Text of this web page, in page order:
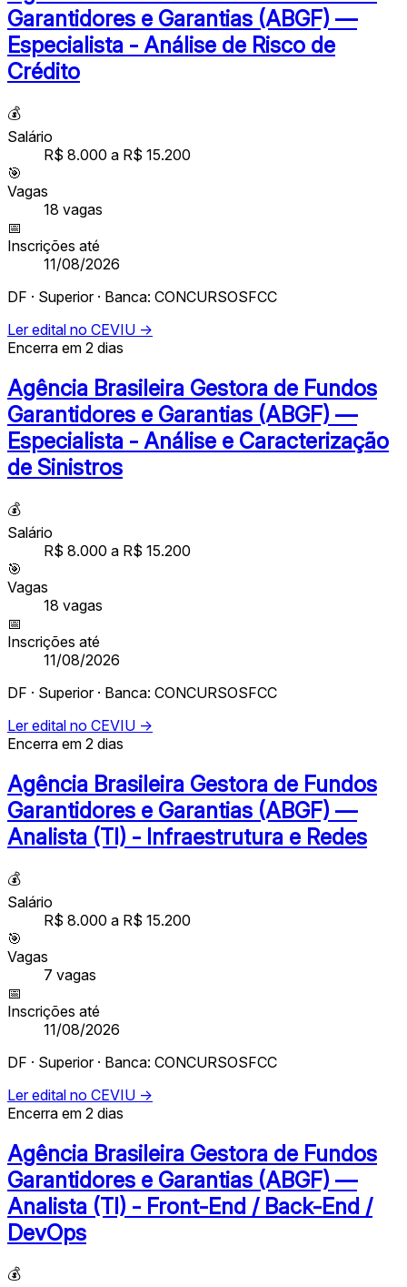
Garantidores e Garantias (ABGF) —
Especialista - Análise de Risco de
Crédito
💰
Salário
R$ 8.000 a R$ 15.200
🎯
Vagas
18 vagas
📅
Inscrições até
11/08/2026
DF · Superior · Banca: CONCURSOSFCC
Ler edital no CEVIU →
Encerra em 2 dias
Agência Brasileira Gestora de Fundos
Garantidores e Garantias (ABGF) —
Especialista - Análise e Caracterização
de Sinistros
💰
Salário
R$ 8.000 a R$ 15.200
🎯
Vagas
18 vagas
📅
Inscrições até
11/08/2026
DF · Superior · Banca: CONCURSOSFCC
Ler edital no CEVIU →
Encerra em 2 dias
Agência Brasileira Gestora de Fundos
Garantidores e Garantias (ABGF) —
Analista (TI) - Infraestrutura e Redes
💰
Salário
R$ 8.000 a R$ 15.200
🎯
Vagas
7 vagas
📅
Inscrições até
11/08/2026
DF · Superior · Banca: CONCURSOSFCC
Ler edital no CEVIU →
Encerra em 2 dias
Agência Brasileira Gestora de Fundos
Garantidores e Garantias (ABGF) —
Analista (TI) - Front-End / Back-End /
DevOps
💰